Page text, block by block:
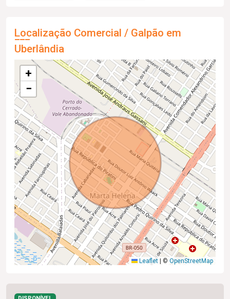
Localização Comercial / Galpão em
Uberlândia
+
−
Leaflet © OpenStreetMap